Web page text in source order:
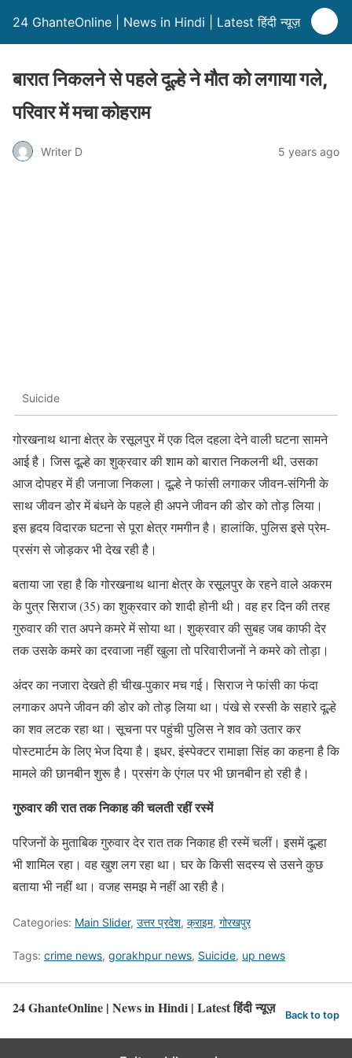
24 GhanteOnline | News in Hindi | Latest हिंदी न्यूज़
बारात निकलने से पहले दूल्हे ने मौत को लगाया गले,
परिवार में मचा कोहराम
Writer D 5 years ago
Suicide
गोरखनाथ थाना क्षेत्र के रसूलपुर में एक दिल दहला देने वाली घटना सामने
आई है। जिस दूल्हे का शुक्रवार की शाम को बारात निकलनी थी, उसका
आज दोपहर में ही जनाजा निकला। दूल्हे ने फांसी लगाकर जीवन-संगिनी के
साथ जीवन डोर में बंधने के पहले ही अपने जीवन की डोर को तोड़ लिया।
इस हृदय विदारक घटना से पूरा क्षेत्र गमगीन है। हालांकि, पुलिस इसे प्रेम-
प्रसंग से जोड़कर भी देख रही है।
बताया जा रहा है कि गोरखनाथ थाना क्षेत्र के रसूलपुर के रहने वाले अकरम
के पुत्र सिराज (35) का शुक्रवार को शादी होनी थी। वह हर दिन की तरह
गुरुवार की रात अपने कमरे में सोया था। शुक्रवार की सुबह जब काफी देर
तक उसके कमरे का दरवाजा नहीं खुला तो परिवारीजनों ने कमरे को तोड़ा।
अंदर का नजारा देखते ही चीख-पुकार मच गई। सिराज ने फांसी का फंदा
लगाकर अपने जीवन की डोर को तोड़ लिया था। पंखे से रस्सी के सहारे दूल्हे
का शव लटक रहा था। सूचना पर पहुंची पुलिस ने शव को उतार कर
पोस्टमार्टम के लिए भेज दिया है। इधर, इंस्पेक्टर रामाज्ञा सिंह का कहना है कि
मामले की छानबीन शुरू है। प्रसंग के एंगल पर भी छानबीन हो रही है।
गुरुवार की रात तक निकाह की चलती रहीं रस्में
परिजनों के मुताबिक गुरुवार देर रात तक निकाह ही रस्में चलीं। इसमें दूल्हा
भी शामिल रहा। वह खुश लग रहा था। घर के किसी सदस्य से उसने कुछ
बताया भी नहीं था। वजह समझ मे नहीं आ रही है।
Categories: Main Slider, उत्तर प्रदेश, क्राइम, गोरखपुर
Tags: crime news, gorakhpur news, Suicide, up news
24 GhanteOnline | News in Hindi | Latest हिंदी न्यूज़ Back to top